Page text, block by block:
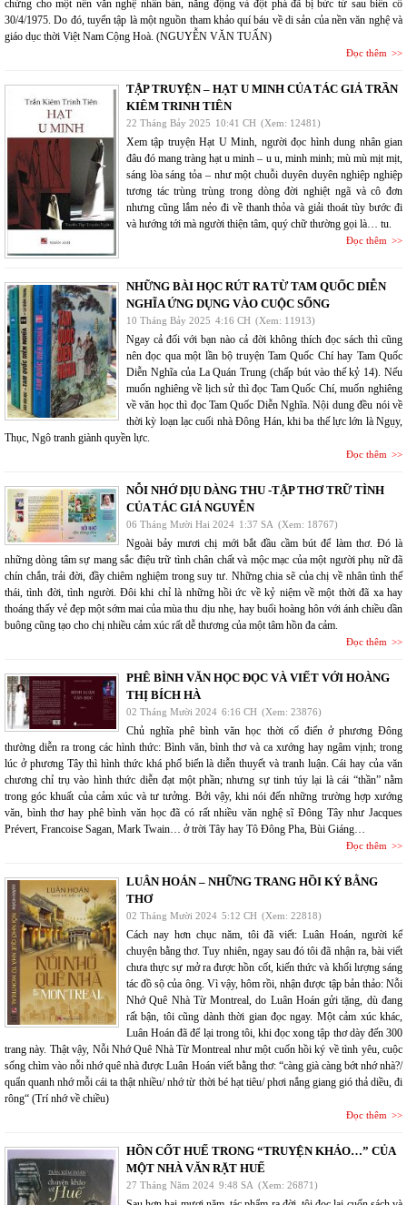
chứng cho một nền văn nghệ nhân bản, năng động và đột phá đã bị bức tử sau biến cố
30/4/1975. Do đó, tuyển tập là một nguồn tham khảo quí báu về di sản của nền văn nghệ và
giáo dục thời Việt Nam Cộng Hoà. (NGUYỄN VĂN TUẤN)
Đọc thêm
TẬP TRUYỆN – HẠT U MINH CỦA TÁC GIẢ TRẦN
KIÊM TRINH TIÊN
22 Tháng Bảy 2025 10:41 CH (Xem: 12481)
Xem tập truyện Hạt U Minh, người đọc hình dung nhân gian
đâu đó mang tràng hạt u minh – u u, minh minh; mù mù mịt mịt,
sáng lòa sáng tỏa – như một chuỗi duyên duyên nghiệp nghiệp
tương tác trùng trùng trong dòng đời nghiệt ngã và cô đơn
nhưng cũng lắm nẻo đi về thanh thỏa và giải thoát tùy bước đi
và hướng tới mà người thiện tâm, quý chữ thường gọi là… tu.
Đọc thêm
NHỮNG BÀI HỌC RÚT RA TỪ TAM QUỐC DIỄN
NGHĨA ỨNG DỤNG VÀO CUỘC SỐNG
10 Tháng Bảy 2025 4:16 CH (Xem: 11913)
Ngay cả đối với bạn nào cả đời không thích đọc sách thì cũng
nên đọc qua một lần bộ truyện Tam Quốc Chí hay Tam Quốc
Diễn Nghĩa của La Quán Trung (chấp bút vào thế kỷ 14). Nếu
muốn nghiêng về lịch sử thì đọc Tam Quốc Chí, muốn nghiêng
về văn học thì đọc Tam Quốc Diễn Nghĩa. Nội dung đều nói về
thời kỳ loạn lạc cuối nhà Đông Hán, khi ba thế lực lớn là Ngụy,
Thục, Ngô tranh giành quyền lực.
Đọc thêm
NỖI NHỚ DỊU DÀNG THU -TẬP THƠ TRỮ TÌNH
CỦA TÁC GIẢ NGUYỄN
06 Tháng Mười Hai 2024 1:37 SA (Xem: 18767)
Ngoài bảy mươi chị mới bắt đầu cầm bút để làm thơ. Đó là
những dòng tâm sự mang sắc điệu trữ tình chân chất và mộc mạc của một người phụ nữ đã
chín chắn, trải đời, đầy chiêm nghiệm trong suy tư. Những chia sẽ của chị về nhân tình thế
thái, tình đời, tình người. Đôi khi chỉ là những hồi ức về kỷ niệm về một thời đã xa hay
thoáng thấy vẻ đẹp một sớm mai của mùa thu dịu nhẹ, hay buổi hoàng hôn với ánh chiều dần
buông cũng tạo cho chị nhiều cảm xúc rất dễ thương của một tâm hồn đa cảm.
Đọc thêm
PHÊ BÌNH VĂN HỌC ĐỌC VÀ VIẾT VỚI HOÀNG
THỊ BÍCH HÀ
02 Tháng Mười 2024 6:16 CH (Xem: 23876)
Chủ nghĩa phê bình văn học thời cổ điển ở phương Đông
thường diễn ra trong các hình thức: Bình văn, bình thơ và ca xướng hay ngâm vịnh; trong
lúc ở phương Tây thì hình thức khá phổ biến là diễn thuyết và tranh luận. Cái hay của văn
chương chỉ trụ vào hình thức diễn đạt một phần; nhưng sự tinh túy lại là cái “thần” nằm
trong góc khuất của cảm xúc và tư tưởng. Bởi vậy, khi nói đến những trường hợp xướng
văn, bình thơ hay phê bình văn học đã có rất nhiều văn nghệ sĩ Đông Tây như Jacques
Prévert, Francoise Sagan, Mark Twain… ở trời Tây hay Tô Đông Pha, Bùi Giáng…
Đọc thêm
LUÂN HOÁN – NHỮNG TRANG HỒI KÝ BẰNG
THƠ
02 Tháng Mười 2024 5:12 CH (Xem: 22818)
Cách nay hơn chục năm, tôi đã viết: Luân Hoán, người kể
chuyện bằng thơ. Tuy nhiên, ngay sau đó tôi đã nhận ra, bài viết
chưa thực sự mở ra được hồn cốt, kiến thức và khối lượng sáng
tác đồ sộ của ông. Vì vậy, hôm rồi, nhận được tập bản thảo: Nỗi
Nhớ Quê Nhà Từ Montreal, do Luân Hoán gửi tặng, dù đang
rất bận, tôi cũng dành thời gian đọc ngay. Một cảm xúc khác,
Luân Hoán đã để lại trong tôi, khi đọc xong tập thơ dày đến 300
trang này. Thật vậy, Nỗi Nhớ Quê Nhà Từ Montreal như một cuốn hồi ký về tình yêu, cuộc
sống chìm vào nỗi nhớ quê nhà được Luân Hoán viết bằng thơ: “càng già càng bớt nhớ nhà?/
quẩn quanh nhớ mỗi cái ta thật nhiều/ nhớ từ thời bé hạt tiêu/ phơi nắng giang gió thả diều, đi
rông“ (Trí nhớ về chiều)
Đọc thêm
HỒN CỐT HUẾ TRONG “TRUYỆN KHẢO…” CỦA
MỘT NHÀ VĂN RẶT HUẾ
27 Tháng Năm 2024 9:48 SA (Xem: 26871)